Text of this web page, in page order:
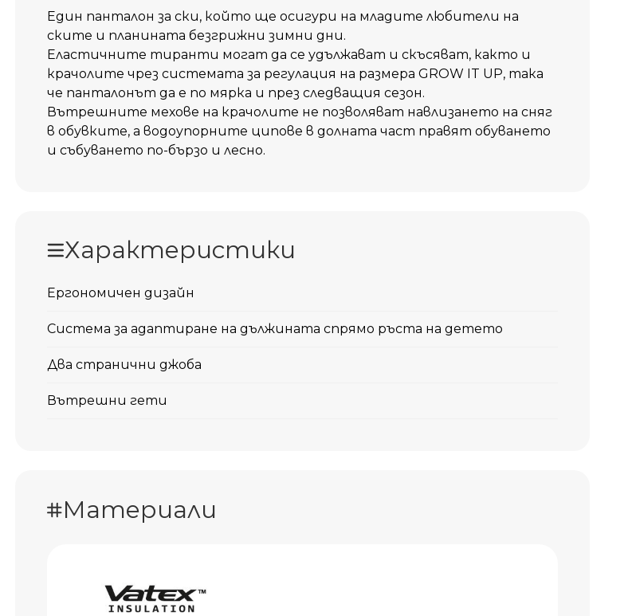
Един панталон за ски, който ще осигури на младите любители на
ските и планината безгрижни зимни дни.
Еластичните тиранти могат да се удължават и скъсяват, както и
крачолите чрез системата за регулация на размера GROW IT UP, така
че панталонът да е по мярка и през следващия сезон.
Вътрешните мехове на крачолите не позволяват навлизането на сняг
в обувките, а водоупорните ципове в долната част правят обуването
и събуването по-бързо и лесно.
Характеристики
Ергономичен дизайн
Система за адаптиране на дължината спрямо ръста на детето
Два странични джоба
Вътрешни гети
Материали